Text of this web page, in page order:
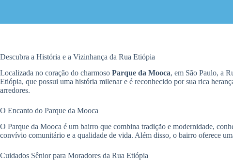
Descubra a História e a Vizinhança da Rua Etiópia
Localizada no coração do charmoso Parque da Mooca, em São Paulo, a
Etiópia, que possui uma história milenar e é reconhecido por sua rica
arredores.
O Encanto do Parque da Mooca
O Parque da Mooca é um bairro que combina tradição e modernidade,
convívio comunitário e a qualidade de vida. Além disso, o bairro oferece
Cuidados Sênior para Moradores da Rua Etiópia